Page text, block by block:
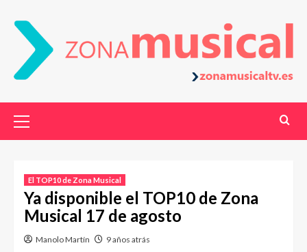
El TOP10 de Zona Musical
Ya disponible el TOP10 de Zona
Musical 17 de agosto
Manolo Martín 9 años atrás